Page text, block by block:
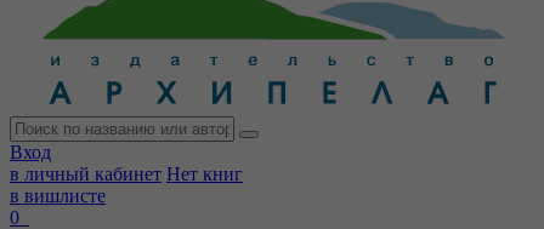
Вход
в личный кабинет Нет книг
в вишлисте
0